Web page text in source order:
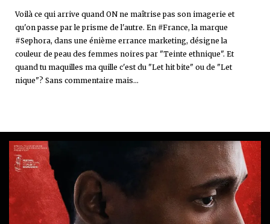
Voilà ce qui arrive quand ON ne maîtrise pas son imagerie et
qu'on passe par le prisme de l'autre. En #France, la marque
#Sephora, dans une énième errance marketing, désigne la
couleur de peau des femmes noires par "Teinte ethnique". Et
quand tu maquilles ma quille c'est du "Let hit bite" ou de "Let
nique"? Sans commentaire mais...